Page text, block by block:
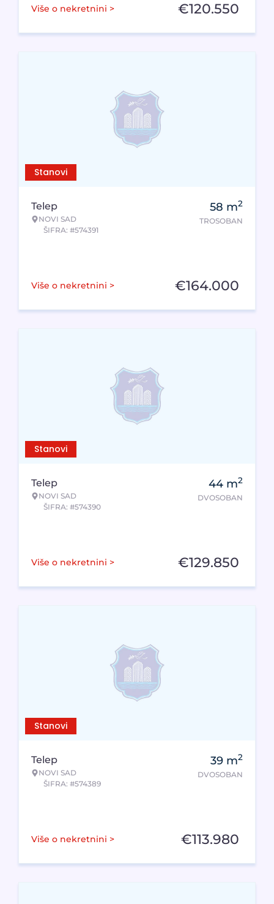
Više o nekretnini > €120.550
Stanovi
Telep
NOVI SAD
ŠIFRA: #574391
58 m2
TROSOBAN
Više o nekretnini > €164.000
Stanovi
Telep
NOVI SAD
ŠIFRA: #574390
44 m2
DVOSOBAN
Više o nekretnini > €129.850
Stanovi
Telep
NOVI SAD
ŠIFRA: #574389
39 m2
DVOSOBAN
Više o nekretnini > €113.980